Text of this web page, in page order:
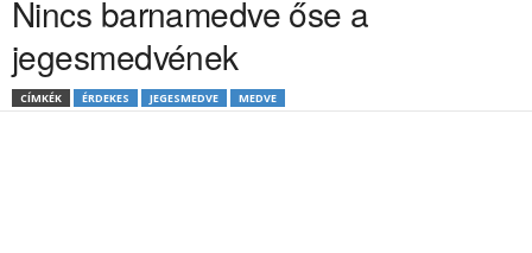
Nincs barnamedve őse a
jegesmedvének
CÍMKÉK ÉRDEKES JEGESMEDVE MEDVE